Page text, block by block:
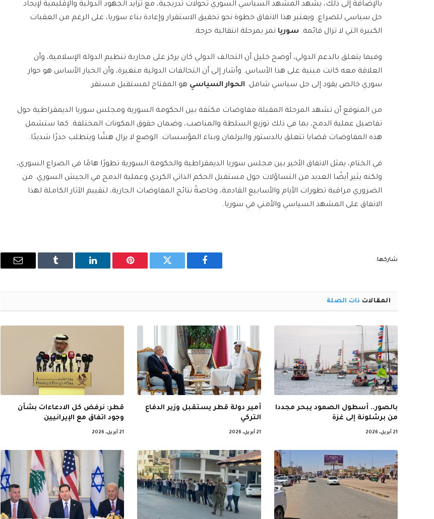
بالإضافة إلى ذلك، يشهد المشهد السياسي السوري تحولات تدريجية، مع تزايد الجهود الدولية والإقليمية لإيجاد
حل سياسي للصراع. ويعتبر هذا الاتفاق خطوة نحو تحقيق الاستقرار وإعادة بناء سوريا، على الرغم من العقبات
الكبيرة التي لا تزال قائمة. سوريا تمر بمرحلة انتقالية حرجة.
وفيما يتعلق بالدعم الدولي، أوضح خليل أن التحالف الدولي كان يركز على محاربة تنظيم الدولة الإسلامية، وأن
العلاقة معه كانت مبنية على هذا الأساس. وأشار إلى أن التحالفات الدولية متغيرة، وأن الخيار الأساس هو حوار
سوري خالص يقود إلى حل سياسي شامل. الحوار السياسي هو المفتاح لمستقبل مستقر.
من المتوقع أن تشهد المرحلة المقبلة مفاوضات مكثفة بين الحكومة السورية ومجلس سوريا الديمقراطية حول
تفاصيل عملية الدمج، بما في ذلك توزيع السلطة والمناصب، وضمان حقوق المكونات المختلفة. كما ستشمل
هذه المفاوضات قضايا تتعلق بالدستور والبرلمان وبناء المؤسسات. الوضع لا يزال هشًا ويتطلب حذرًا شديدًا.
في الختام، يمثل الاتفاق الأخير بين مجلس سوريا الديمقراطية والحكومة السورية تطورًا هامًا في الصراع السوري،
ولكنه يثير أيضًا العديد من التساؤلات حول مستقبل الحكم الذاتي الكردي وعملية الدمج في الجيش السوري. من
الضروري مراقبة تطورات الأيام والأسابيع القادمة، وخاصةً نتائج المفاوضات الجارية، لتقييم الآثار الكاملة لهذا
الاتفاق على المشهد السياسي والأمني في سوريا.
شاركها.
فيسبوك تويتر بينتيريستلينكدإن Tumblr
البريد
المقالات ذات الصلة
بالصور.. أسطول الصمود يبحر مجددا
من برشلونة إلى غزة
21 أبريل، 2026
أمير دولة قطر يستقبل وزير الدفاع
التركي
21 أبريل، 2026
قطر: نرفض كل الادعاءات بشأن
وجود اتفاق مع الإيرانيين
21 أبريل، 2026